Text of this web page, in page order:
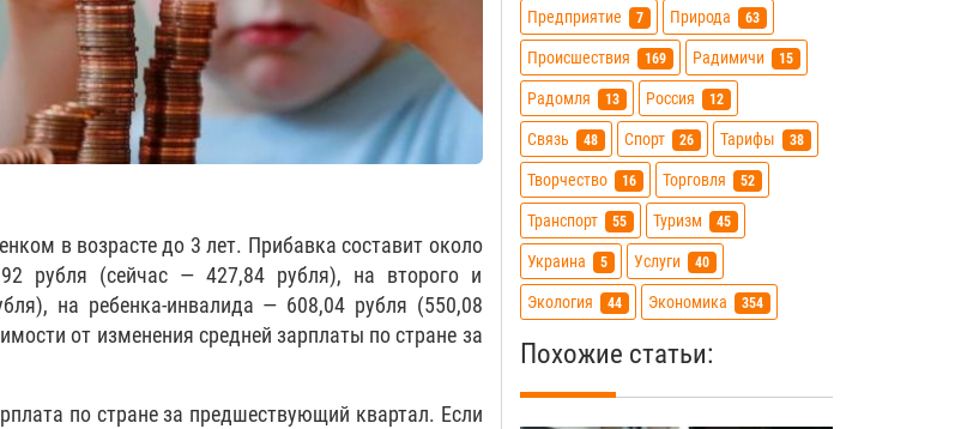
в возрасте до 3 лет. Прибавка составит около
рубля (сейчас — 427,84 рубля), на второго и
на ребенка-инвалида — 608,04 рубля (550,08
от изменения средней зарплаты по стране за
по стране за предшествующий квартал. Если
Предприятие 7 Природа 63
Происшествия 169 Радимичи 15
Радомля 13 Россия 12
Связь 48 Спорт 26 Тарифы 38
Творчество 16 Торговля 52
Транспорт 55 Туризм 45
Украина 5 Услуги 40
Экология 44 Экономика 354
Похожие статьи: